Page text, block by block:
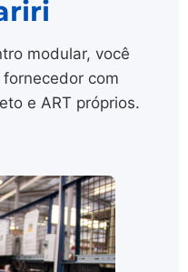
modular, você
com
e ART próprios.